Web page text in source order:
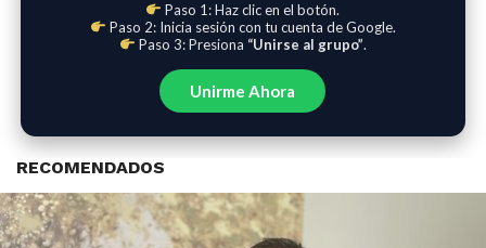
Paso 1: Haz clic en el botón.
Paso 2: Inicia sesión con tu cuenta de Google.
Paso 3: Presiona “Unirse al grupo”.
Unirme Ahora
RECOMENDADOS